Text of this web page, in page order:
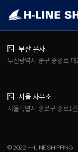
개인정보처리방침 브
부산 본사
부산광역시 중구 중앙로
서울 사무소
서울특별시 종로구 종로1
© 2022 H-LINE SHIPPING.